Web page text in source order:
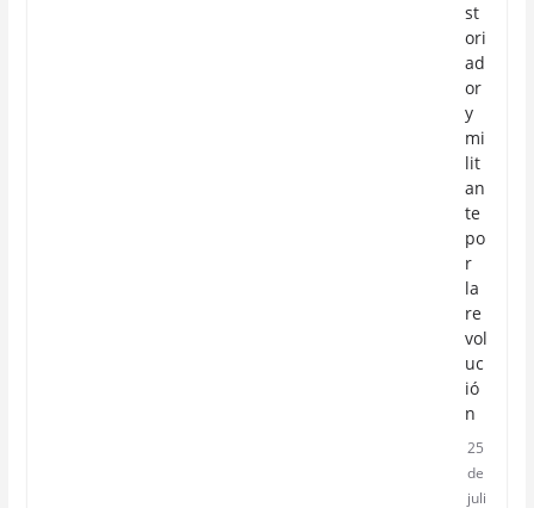
st
ori
ad
or
y
mi
lit
an
te
po
r
la
re
vol
uc
ió
n
25
de
juli